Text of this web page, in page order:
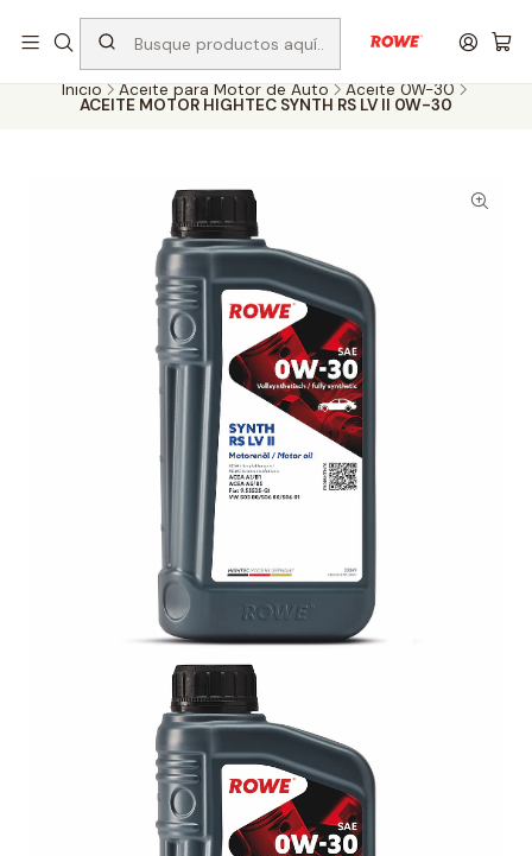
Despacho rápido a todo Chile
Inicio Aceite para Motor de Auto Aceite 0W-30
ACEITE MOTOR HIGHTEC SYNTH RS LV II 0W-30